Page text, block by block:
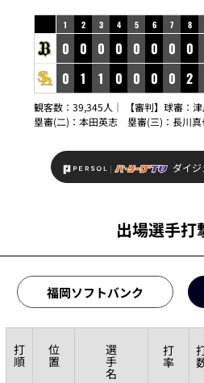
1 2 3 4 5 6 7 8
0 0 0 0 0 0 0 0
0
1 1 0 0 0 0 2
観客数：39,345人｜ 【審判】球審：
塁審(二)： 本田英志 塁審(三)： 長川真
ダイ
出場選手打
福岡ソフトバンク
打
順
位
置
選
手
名
打
率